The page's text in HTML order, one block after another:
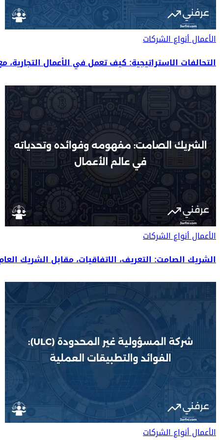
الأعمالأنواع الشركات
التحالفات الاستراتيجية: كيف تعمل في الأعمال التجارية،
الأعمالأنواع الشركات
الشريك الصامت: التعريف، الاتفاقيات، مقابل الشريك
الأعمالأنواع الشركات